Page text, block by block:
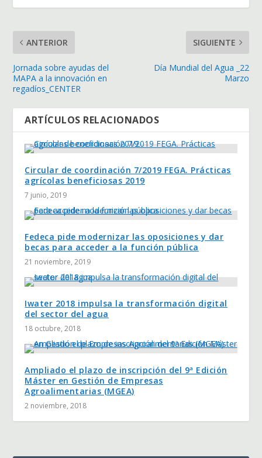
ANTERIOR
Jornada sobre ayudas del
MAPA a la innovación en
regadíos_CENTER
SIGUIENTE
Día Mundial del Agua _22
Marzo
ARTÍCULOS RELACIONADOS
Circular de coordinación 7/2019 FEGA. Prácticas
agrícolas beneficiosas 2019
7 junio, 2019
Fedeca pide modernizar las oposiciones y dar
becas para acceder a la función pública
21 noviembre, 2019
Iwater 2018 impulsa la transformación digital
del sector del agua
18 octubre, 2018
Ampliado el plazo de inscripción del 9ª Edición
Máster en Gestión de Empresas
Agroalimentarias (MGEA)
2 noviembre, 2018